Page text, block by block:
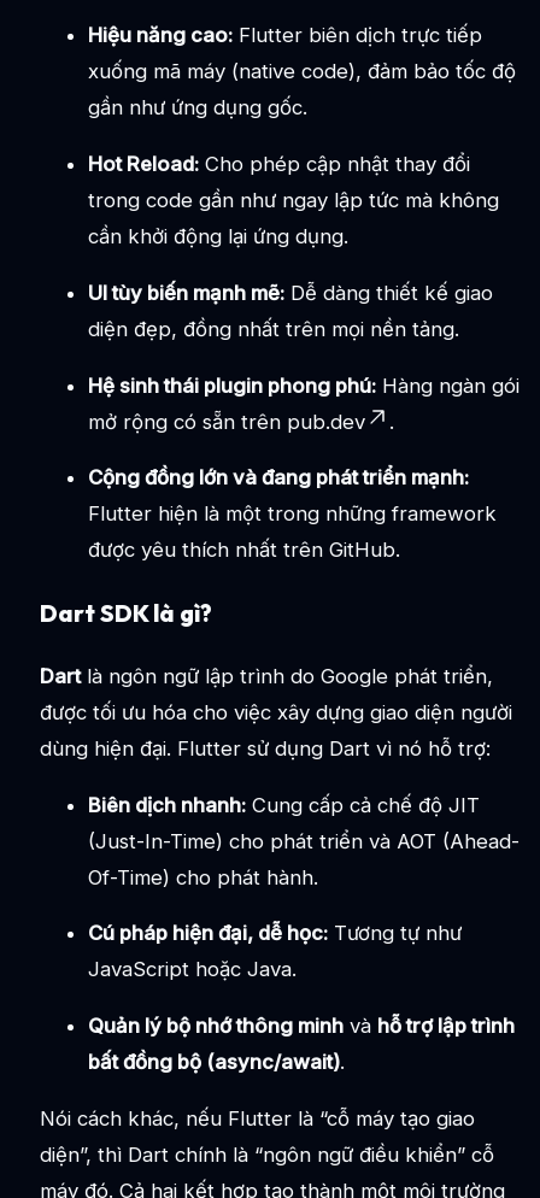
Hiệu năng cao: Flutter biên dịch trực tiếp
xuống mã máy (native code), đảm bảo tốc độ
gần như ứng dụng gốc.
Hot Reload: Cho phép cập nhật thay đổi
trong code gần như ngay lập tức mà không
cần khởi động lại ứng dụng.
UI tùy biến mạnh mẽ: Dễ dàng thiết kế giao
diện đẹp, đồng nhất trên mọi nền tảng.
Hệ sinh thái plugin phong phú: Hàng ngàn gói
mở rộng có sẵn trên pub.dev .
Cộng đồng lớn và đang phát triển mạnh:
Flutter hiện là một trong những framework
được yêu thích nhất trên GitHub.
Dart SDK là gì?
Dartlà ngôn ngữ lập trình do Google phát triển,
được tối ưu hóa cho việc xây dựng giao diện người
dùng hiện đại. Flutter sử dụng Dart vì nó hỗ trợ:
Biên dịch nhanh: Cung cấp cả chế độ JIT
(Just-In-Time) cho phát triển và AOT (Ahead-
Of-Time) cho phát hành.
Cú pháp hiện đại, dễ học: Tương tự như
JavaScript hoặc Java.
Quản lý bộ nhớ thông minh và hỗ trợ lập trình
bất đồng bộ (async/await).
Nói cách khác, nếu Flutter là “cỗ máy tạo giao
diện”, thì Dart chính là “ngôn ngữ điều khiển” cỗ
máy đó. Cả hai kết hợp tạo thành một môi trường